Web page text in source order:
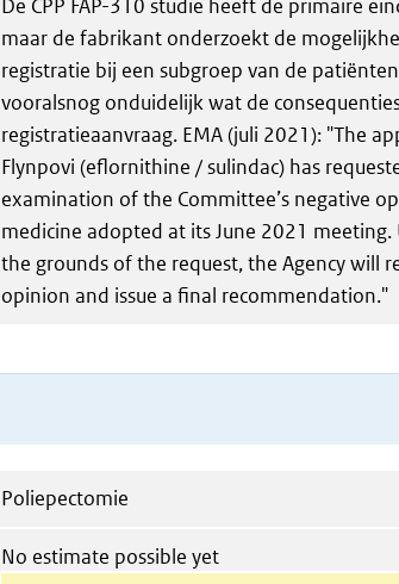
De CPP FAP-310 studie heeft de primaire
maar de fabrikant onderzoekt de
registratie bij een subgroep van de
vooralsnog onduidelijk wat de
registratieaanvraag. EMA (juli 2021): "The
Flynpovi (eflornithine / sulindac) has
examination of the Committee’s negative
medicine adopted at its June 2021
the grounds of the request, the Agency will
opinion and issue a final recommendation."
Poliepectomie
No estimate possible yet